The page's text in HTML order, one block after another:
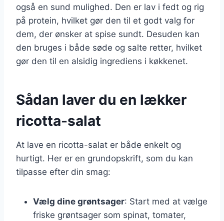
også en sund mulighed. Den er lav i fedt og rig
på protein, hvilket gør den til et godt valg for
dem, der ønsker at spise sundt. Desuden kan
den bruges i både søde og salte retter, hvilket
gør den til en alsidig ingrediens i køkkenet.
Sådan laver du en lækker
ricotta-salat
At lave en ricotta-salat er både enkelt og
hurtigt. Her er en grundopskrift, som du kan
tilpasse efter din smag:
Vælg dine grøntsager: Start med at vælge
friske grøntsager som spinat, tomater,